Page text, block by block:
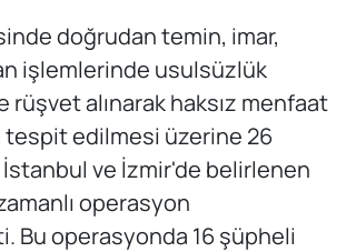
doğrudan temin, imar,
işlemlerinde usulsüzlük
rüşvet alınarak haksız menfaat
tespit edilmesi üzerine 26
İstanbul ve İzmir'de belirlenen
operasyon
Bu operasyonda 16 şüpheli